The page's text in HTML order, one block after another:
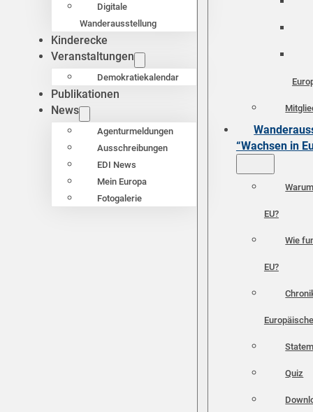
Digitale
Wanderausstellung
Kinderecke
Veranstaltungen
Demokratiekalendar
Publikationen
News
Agenturmeldungen
Ausschreibungen
EDI News
Mein Europa
Fotogalerie
“Wachsen in
EU?
Wie
EU?
Quiz